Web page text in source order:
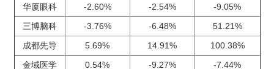
华厦眼科
-2.60% -2.54%
-9.05%
三博脑科
-3.76% -6.48%
51.21%
成都先导
5.69% 14.91%
100.38%
金域医学
0.54% -9.27%
-7.44%